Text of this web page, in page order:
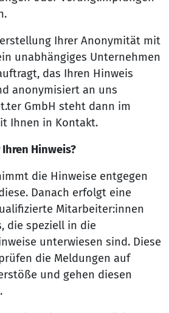
Ihrer Anonymität mit
unabhängiges Unternehmen
das Ihren Hinweis
anonymisiert an uns
GmbH steht dann im
Ihnen in Kontakt.
Hinweis?
die Hinweise entgegen
Danach erfolgt eine
Mitarbeiter:innen
die speziell in die
unterwiesen sind. Diese
die Meldungen auf
und gehen diesen